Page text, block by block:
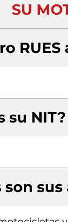
SU
RUES
su NIT?
son